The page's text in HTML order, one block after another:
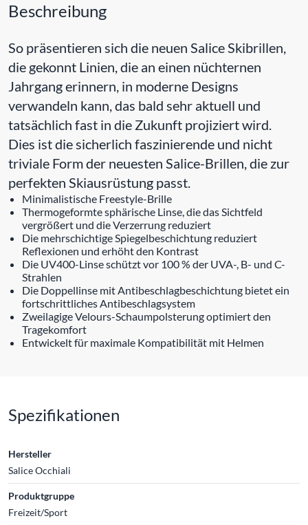
Beschreibung
So präsentieren sich die neuen Salice Skibrillen,
die gekonnt Linien, die an einen nüchternen
Jahrgang erinnern, in moderne Designs
verwandeln kann, das bald sehr aktuell und
tatsächlich fast in die Zukunft projiziert wird.
Dies ist die sicherlich faszinierende und nicht
triviale Form der neuesten Salice-Brillen, die zur
perfekten Skiausrüstung passt.
Minimalistische Freestyle-Brille
Thermogeformte sphärische Linse, die das Sichtfeld
vergrößert und die Verzerrung reduziert
Die mehrschichtige Spiegelbeschichtung reduziert
Reflexionen und erhöht den Kontrast
Die UV400-Linse schützt vor 100 % der UVA-, B- und C-
Strahlen
Die Doppellinse mit Antibeschlagbeschichtung bietet ein
fortschrittliches Antibeschlagsystem
Zweilagige Velours-Schaumpolsterung optimiert den
Tragekomfort
Entwickelt für maximale Kompatibilität mit Helmen
Spezifikationen
Hersteller
Salice Occhiali
Produktgruppe
Freizeit/Sport